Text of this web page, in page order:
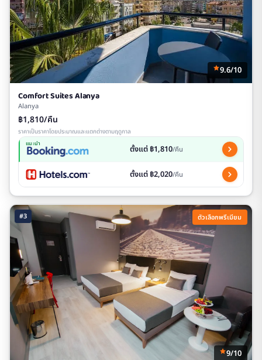
9.6/10
Comfort Suites Alanya
Alanya
฿1,810/คืน
ราคาเป็นราคาโดยประมาณและแตกต่างตามฤดูกาล
แนะนำ ตั้งแต่ ฿1,810/คืน
ตั้งแต่ ฿2,020/คืน
#3 ตัวเลือกพรีเมียม
9/10